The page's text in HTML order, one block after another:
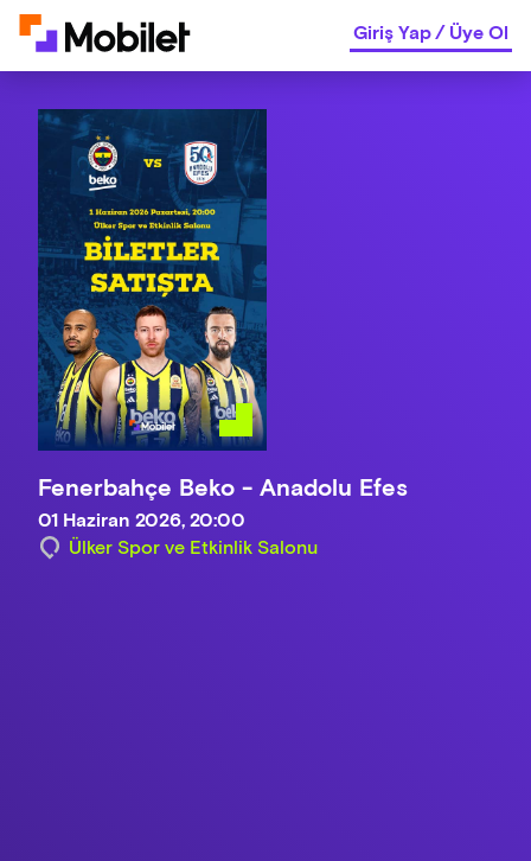
Giriş Yap/Üye Ol
Fenerbahçe Beko - Anadolu Efes
01 Haziran 2026, 20:00
Ülker Spor ve Etkinlik Salonu